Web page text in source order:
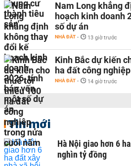
Nam Long khẳng
hoạch kinh doanh
số dự án
NHÀ ĐẤT - 13 giờ trước
Kinh Bắc dự kiến
ha đất công
NHÀ ĐẤT - 14 giờ trước
Tin mới
Hà Nội giao hơn 6
nghìn tỷ đồng